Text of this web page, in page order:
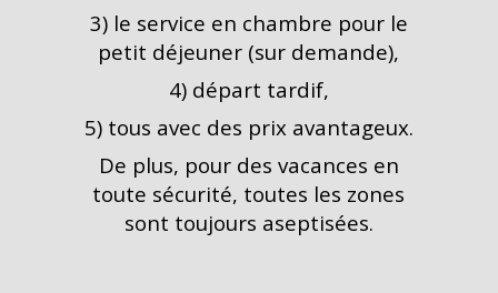
3) le service en chambre pour le
petit déjeuner (sur demande),
4) départ tardif,
5) tous avec des prix avantageux.
De plus, pour des vacances en
toute sécurité, toutes les zones
sont toujours aseptisées.